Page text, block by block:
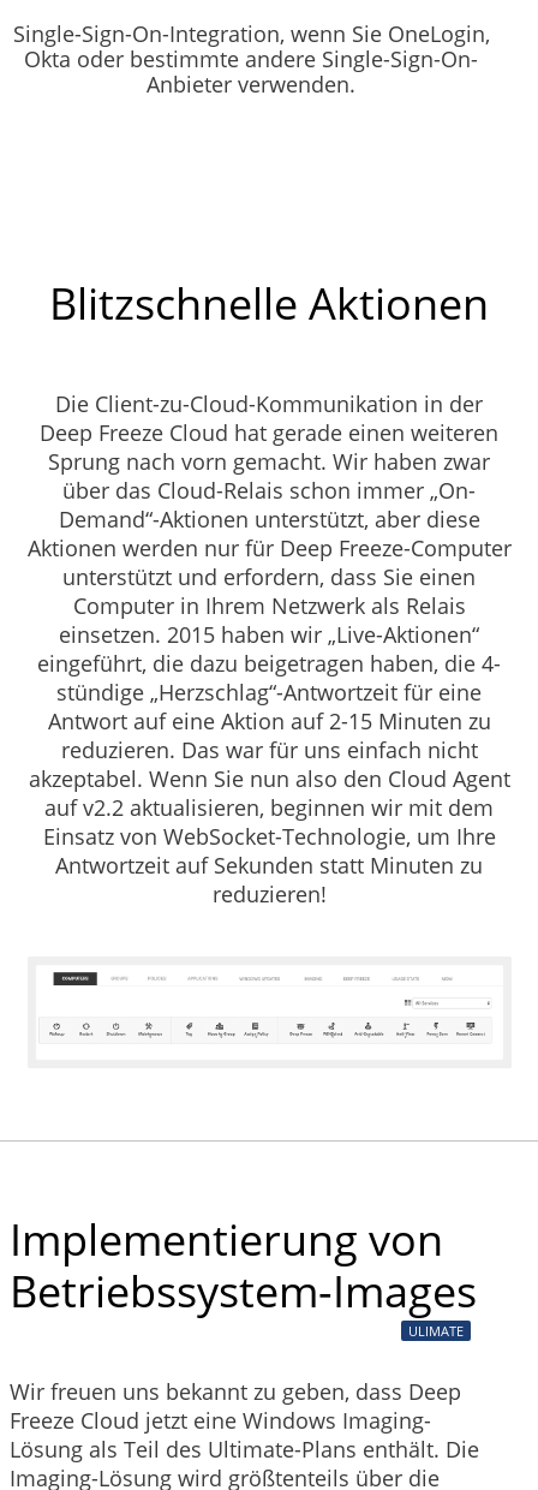
Single-Sign-On-Integration, wenn Sie OneLogin,
Okta oder bestimmte andere Single-Sign-On-
Anbieter verwenden.
Blitzschnelle Aktionen
Die Client-zu-Cloud-Kommunikation in der
Deep Freeze Cloud hat gerade einen weiteren
Sprung nach vorn gemacht. Wir haben zwar
über das Cloud-Relais schon immer „On-
Demand“-Aktionen unterstützt, aber diese
Aktionen werden nur für Deep Freeze-Computer
unterstützt und erfordern, dass Sie einen
Computer in Ihrem Netzwerk als Relais
einsetzen. 2015 haben wir „Live-Aktionen“
eingeführt, die dazu beigetragen haben, die 4-
stündige „Herzschlag“-Antwortzeit für eine
Antwort auf eine Aktion auf 2-15 Minuten zu
reduzieren. Das war für uns einfach nicht
akzeptabel. Wenn Sie nun also den Cloud Agent
auf v2.2 aktualisieren, beginnen wir mit dem
Einsatz von WebSocket-Technologie, um Ihre
Antwortzeit auf Sekunden statt Minuten zu
reduzieren!
Implementierung von
Betriebssystem-Images
ULIMATE
Wir freuen uns bekannt zu geben, dass Deep
Freeze Cloud jetzt eine Windows Imaging-
Lösung als Teil des Ultimate-Plans enthält. Die
Imaging-Lösung wird größtenteils über die